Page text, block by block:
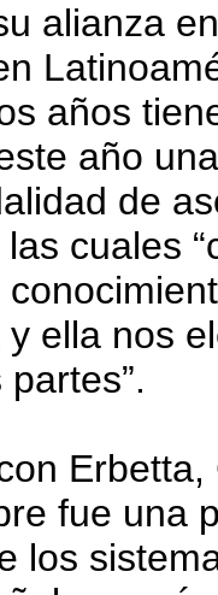
alianza
años
año
de
cuales
y ella nos
fue una
los